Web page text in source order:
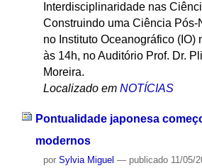
Interdisciplinaridade nas
Construindo uma Ciência Pós-
no Instituto Oceanográfico (IO)
às 14h, no Auditório Prof. Dr.
Moreira.
Localizado em NOTÍCIAS
Pontualidade japonesa
modernos
por Sylvia Miguel — publicado11/05/